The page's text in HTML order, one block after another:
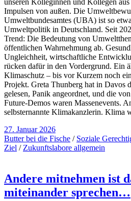
Impulsen von außen. Die
Umweltbundesamtes (UBA) ist so
Umweltpolitik in Deutschland. Seit
Trend: Die Bedeutung von
öffentlichen Wahrnehmung ab.
Ungleichheit, wirtschaftliche
rücken dafür in den Vordergrund. Ein
Klimaschutz – bis vor Kurzem noch
Projekt. Greta Thunberg hat in Davos
gelesen, Panik angeordnet, und die
Future-Demos waren Massenevents.
selbsternannte Klimakanzlerin.
27. Januar 2026
Butter bei die Fische / Soziale
Ziel / Zukunftslabore allgemein
Andere mitnehmen ist
miteinander sprechen…